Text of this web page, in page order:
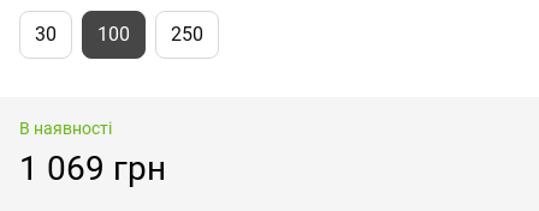
30 100 250
В наявності
1 069 грн